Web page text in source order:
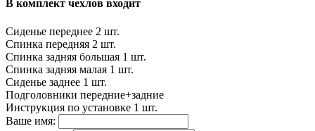
В комплект чехлов входит
Сиденье переднее 2 шт.
Спинка передняя 2 шт.
Спинка задняя большая 1 шт.
Спинка задняя малая 1 шт.
Сиденье заднее 1 шт.
Подголовники передние+задние
Инструкция по установке 1 шт.
Ваше имя: